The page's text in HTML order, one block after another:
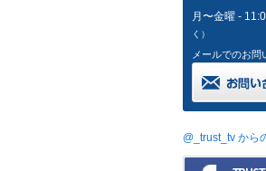
月〜金曜 -
く）
メールでのお問
@_trust_tv から